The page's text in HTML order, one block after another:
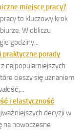
miejsce pracy?
to kluczowy krok
W obliczu
godziny...
porady
najpopularniejszych
cieszy się uznaniem
i elastyczność
decyzji w
na nowoczesne